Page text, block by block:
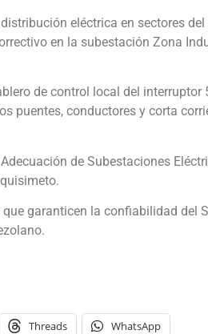
eléctrica en sectores
en la subestación Zona
de control local del interruptor
puentes, conductores y corta
de Subestaciones
garanticen la confiabilidad del
Threads WhatsApp